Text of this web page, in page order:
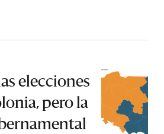
elecciones
pero la